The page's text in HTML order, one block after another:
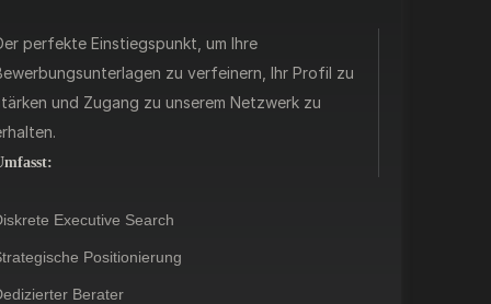
perfekte Einstiegspunkt, um Ihre
zu verfeinern, Ihr Profil zu
und Zugang zu unserem Netzwerk zu
Executive Search
Positionierung
Berater